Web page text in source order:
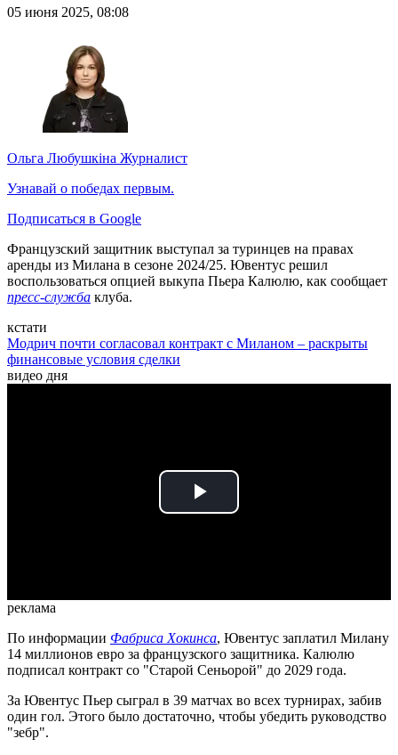
05 июня 2025, 08:08
Ольга Любушкіна Журналист
Узнавай о победах первым.
Подписаться в Google
Французский защитник выступал за туринцев на правах
аренды из Милана в сезоне 2024/25. Ювентус решил
воспользоваться опцией выкупа Пьера Калюлю, как сообщает
пресс-служба клуба.
кстати
Модрич почти согласовал контракт с Миланом – раскрыты
финансовые условия сделки
видео дня
Play
реклама
По информации Фабриса Хокинса, Ювентус заплатил Милану
14 миллионов евро за французского защитника. Калюлю
подписал контракт со "Старой Сеньорой" до 2029 года.
За Ювентус Пьер сыграл в 39 матчах во всех турнирах, забив
один гол. Этого было достаточно, чтобы убедить руководство
"зебр".